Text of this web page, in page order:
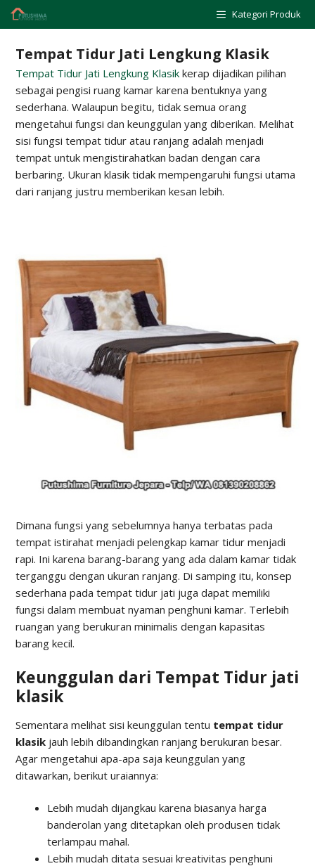
Skip
Kategori Produk
Tempat Tidur Jati Lengkung Klasik
Tempat Tidur Jati Lengkung Klasik kerap dijadikan pilihan
sebagai pengisi ruang kamar karena bentuknya yang
sederhana. Walaupun begitu, tidak semua orang
mengetahui fungsi dan keunggulan yang diberikan. Melihat
sisi fungsi tempat tidur atau ranjang adalah menjadi
tempat untuk mengistirahatkan badan dengan cara
berbaring. Ukuran klasik tidak mempengaruhi fungsi utama
dari ranjang justru memberikan kesan lebih.
Dimana fungsi yang sebelumnya hanya terbatas pada
tempat istirahat menjadi pelengkap kamar tidur menjadi
rapi. Ini karena barang-barang yang ada dalam kamar tidak
terganggu dengan ukuran ranjang. Di samping itu, konsep
sederhana pada tempat tidur jati juga dapat memiliki
fungsi dalam membuat nyaman penghuni kamar. Terlebih
ruangan yang berukuran minimalis dengan kapasitas
barang kecil.
Keunggulan dari Tempat Tidur jati
klasik
Sementara melihat sisi keunggulan tentu tempat tidur
klasik jauh lebih dibandingkan ranjang berukuran besar.
Agar mengetahui apa-apa saja keunggulan yang
ditawarkan, berikut uraiannya:
Lebih mudah dijangkau karena biasanya harga
banderolan yang ditetapkan oleh produsen tidak
terlampau mahal.
Lebih mudah ditata sesuai kreativitas penghuni